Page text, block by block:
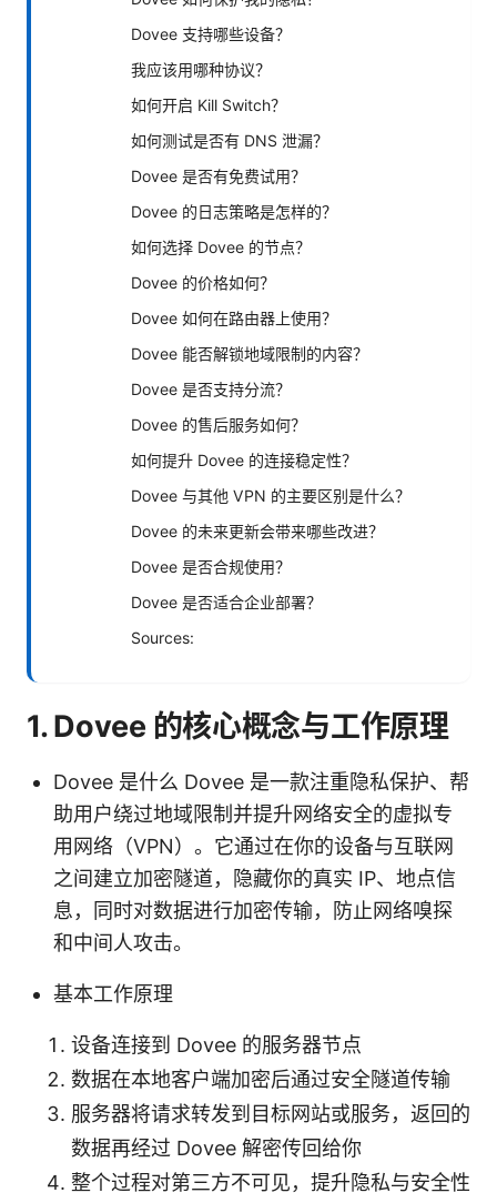
Dovee 支持哪些设备？
我应该用哪种协议？
如何开启 Kill Switch？
如何测试是否有 DNS 泄漏？
Dovee 是否有免费试用？
Dovee 的日志策略是怎样的？
如何选择 Dovee 的节点？
Dovee 的价格如何？
Dovee 如何在路由器上使用？
Dovee 能否解锁地域限制的内容？
Dovee 是否支持分流？
Dovee 的售后服务如何？
如何提升 Dovee 的连接稳定性？
Dovee 与其他 VPN 的主要区别是什么？
Dovee 的未来更新会带来哪些改进？
Dovee 是否合规使用？
Dovee 是否适合企业部署？
Sources:
1. Dovee 的核心概念与工作原理
Dovee 是什么 Dovee 是一款注重隐私保护、帮
助用户绕过地域限制并提升网络安全的虚拟专
用网络（VPN）。它通过在你的设备与互联网
之间建立加密隧道，隐藏你的真实 IP、地点信
息，同时对数据进行加密传输，防止网络嗅探
和中间人攻击。
基本工作原理
设备连接到 Dovee 的服务器节点
数据在本地客户端加密后通过安全隧道传输
服务器将请求转发到目标网站或服务，返回的
数据再经过 Dovee 解密传回给你
整个过程对第三方不可见，提升隐私与安全性